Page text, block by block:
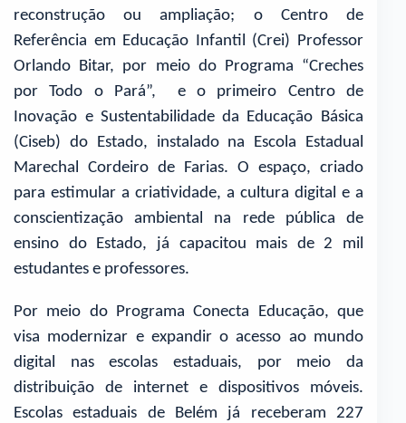
reconstrução ou ampliação; o Centro de
Referência em Educação Infantil (Crei) Professor
Orlando Bitar, por meio do Programa “Creches
por Todo o Pará”, e o primeiro Centro de
Inovação e Sustentabilidade da Educação Básica
(Ciseb) do Estado, instalado na Escola Estadual
Marechal Cordeiro de Farias. O espaço, criado
para estimular a criatividade, a cultura digital e a
conscientização ambiental na rede pública de
ensino do Estado, já capacitou mais de 2 mil
estudantes e professores.
Por meio do Programa Conecta Educação, que
visa modernizar e expandir o acesso ao mundo
digital nas escolas estaduais, por meio da
distribuição de internet e dispositivos móveis.
Escolas estaduais de Belém já receberam 227